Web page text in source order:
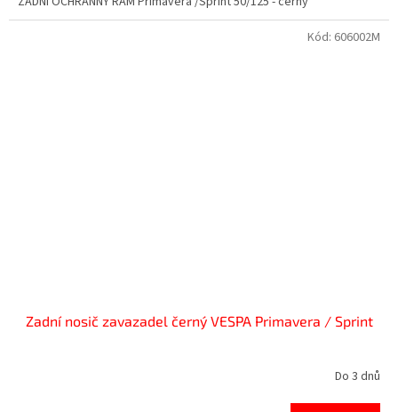
Zadní nosič zavazadel černý VESPA Primavera / Sprint
Do 3 dnů
Kód: 606002M